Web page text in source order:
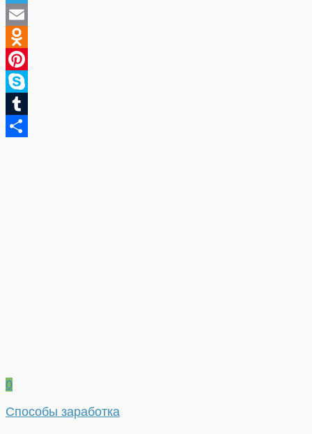
Telegram
Email
Odnoklassniki
Pinterest
Skype
Tumblr
0
Способы заработка